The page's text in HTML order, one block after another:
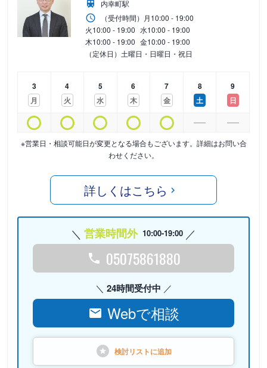
内幸町駅
（受付時間） 月10:00 - 19:00
火10:00 - 19:00 水10:00 - 19:00
木10:00 - 19:00 金10:00 - 19:00
（定休日）土曜日・日曜日・祝日
3
月
4
火
5
水
6
木
7
金
8
土
9
日
※営業日・相談可能日が変更となる場合もございます。詳細はお問い合
わせください。
詳しくはこちら
営業時間外 10:00-19:00
05075861880
24時間受付中
Webで相談
検討リストに追加